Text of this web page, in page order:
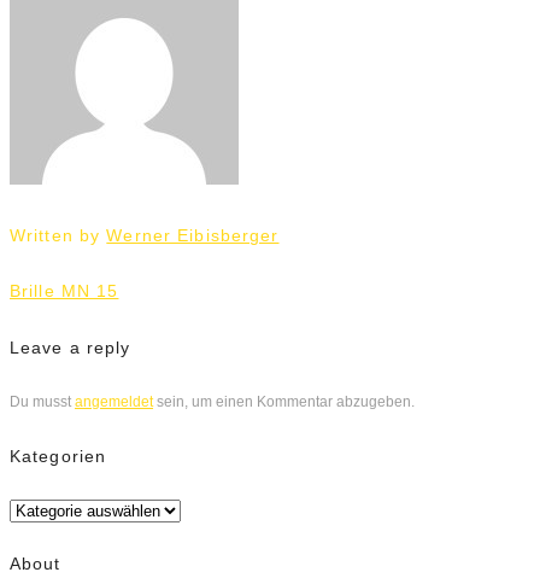
Written byWerner Eibisberger
Beitrags-
Navigation
Brille MN 15
Leave a reply
Du musst angemeldetsein, um einen Kommentar abzugeben.
Kategorien
Kategorien
About